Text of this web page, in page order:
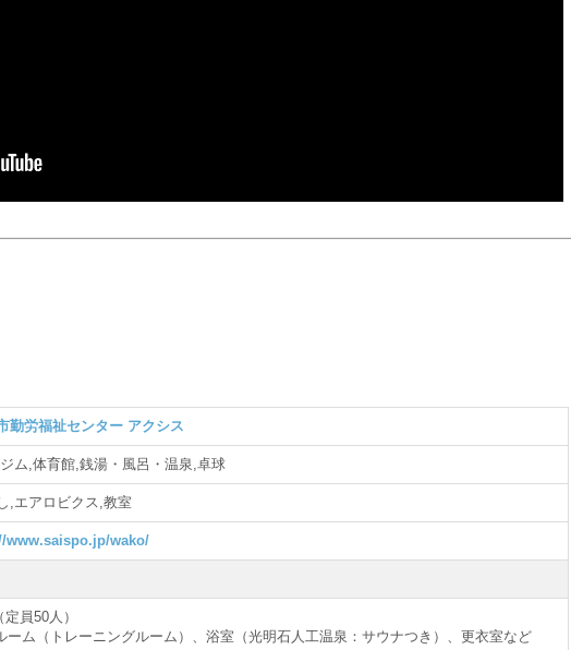
勤労福祉センター アクシス
ム,体育館,銭湯・風呂・温泉,卓球
,エアロビクス,教室
www.saispo.jp/wako/
員50人）
ム（トレーニングルーム）、浴室（光明石人工温泉：サウナつき）、更衣室など